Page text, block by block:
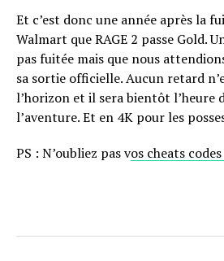
Et c’est donc une année après la
Walmart que RAGE 2 passe Gold.
pas fuitée mais que nous
sa sortie officielle. Aucun retard
l’horizon et il sera bientôt l’heure
l’aventure. Et en 4K pour les
PS : N’oubliez pas vos cheats